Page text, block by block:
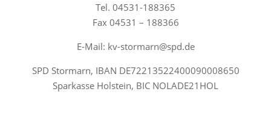
Tel. 04531-188365
Fax 04531 – 188366
E-Mail: kv-stormarn@spd.de
SPD Stormarn, IBAN DE72213522400090008650
Sparkasse Holstein, BIC NOLADE21HOL